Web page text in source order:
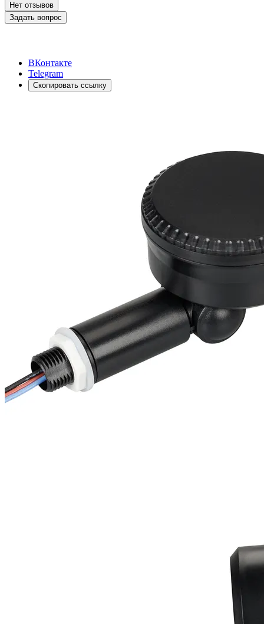
Нет отзывов
Задать вопрос
ВКонтакте
Telegram
Скопировать ссылку